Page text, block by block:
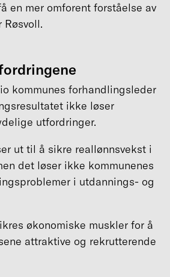
en mer omforent forståelse av
Røsvoll.
kommunes forhandlingsleder
ikke løser
utfordringer.
ut til å sikre reallønnsvekst i
det løser ikke kommunenes
i utdannings- og
økonomiske muskler for å
attraktive og rekrutterende